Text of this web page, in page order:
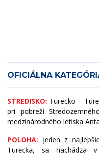
OFICIÁLNA
STREDISKO: Turecko –
pri pobreží
medzinárodného letiska
POLOHA: jeden z
Turecka, sa nachádza